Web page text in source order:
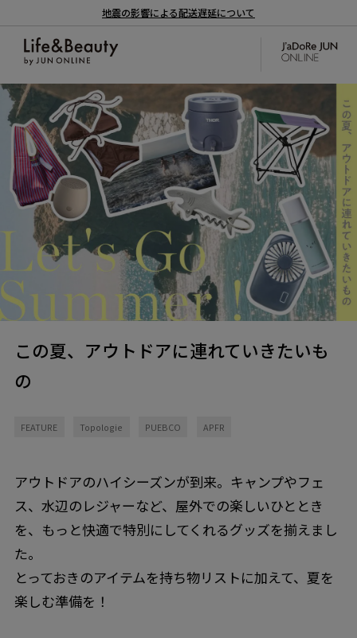
地震の影響による配送遅延について
この夏、アウトドアに連れていきたいも
の
FEATURE Topologie PUEBCO APFR
アウトドアのハイシーズンが到来。キャンプやフェ
ス、水辺のレジャーなど、屋外での楽しいひととき
を、もっと快適で特別にしてくれるグッズを揃えまし
た。
とっておきのアイテムを持ち物リストに加えて、夏を
楽しむ準備を！